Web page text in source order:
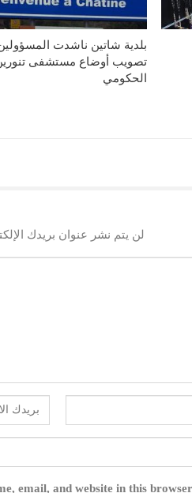
بلدية شاتين ناشدت
تصويب أوضاع مستشفى
الحكومي
لن يتم نشر عنوان بريدك
email, and website in this